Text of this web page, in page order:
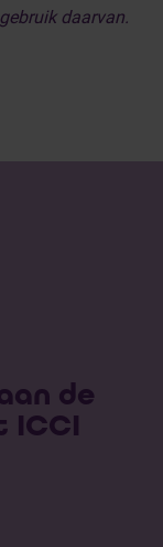
daarvan.
de
ICCI